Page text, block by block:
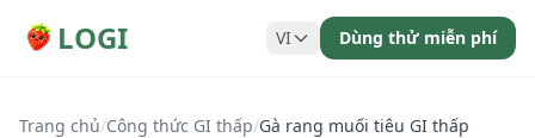
LOGI VI Dùng thử miễn phí
Trang chủ/Công thức GI thấp/Gà rang muối tiêu GI thấp